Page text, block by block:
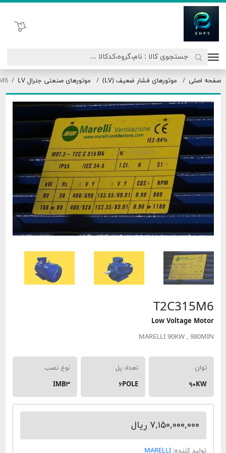
اتحاد نیروی پیشگام صنعت
موتورهای فشار ضعیف (LV) موتورهای صنعتی جنرال LV
Low Voltage
MARELLI 90KW ,
نوع نصب
۷,۱۵۰,۰۰۰,۰۰۰ ریال
کننده: MARELLI